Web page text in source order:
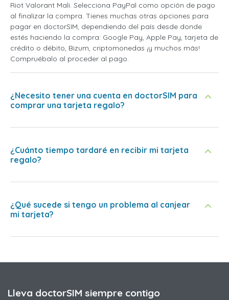
Riot Valorant Mali. Selecciona PayPal como opción de pago
al finalizar la compra. Tienes muchas otras opciones para
pagar en doctorSIM, dependiendo del país desde donde
estés haciendo la compra: Google Pay, Apple Pay, tarjeta de
crédito o débito, Bizum, criptomonedas ¡y muchos más!
Compruébalo al proceder al pago.
¿Necesito tener una cuenta en doctorSIM para
comprar una tarjeta regalo?
¿Cuánto tiempo tardaré en recibir mi tarjeta
regalo?
¿Qué sucede si tengo un problema al canjear
mi tarjeta?
Lleva doctorSIM siempre contigo